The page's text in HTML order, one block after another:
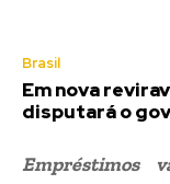
Brasil
Em nova
disputará o
Empréstimos